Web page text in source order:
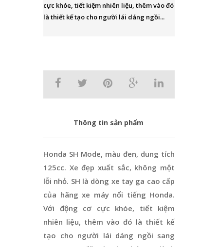
cực khóe, tiết kiệm nhiên liệu, thêm vào đó
là thiết kế tạo cho người lái dáng ngồi...
Thông tin sản phẩm
Honda SH Mode, màu đen, dung tích
125cc. Xe đẹp xuất sắc, không một
lỗi nhỏ. SH là dòng xe tay ga cao cấp
của hãng xe máy nổi tiếng Honda.
Với động cơ cực khóe, tiết kiệm
nhiên liệu, thêm vào đó là thiết kế
tạo cho người lái dáng ngồi sang